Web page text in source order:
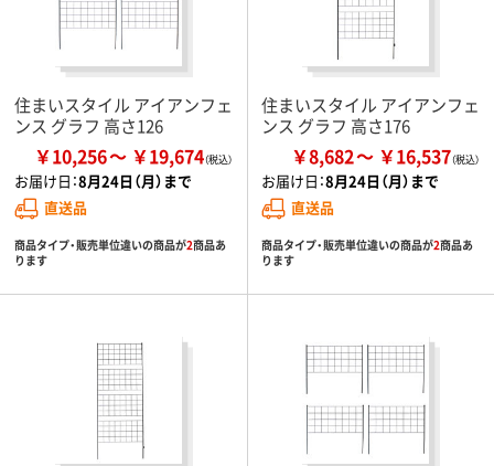
住まいスタイル アイアンフェ
ンス グラフ 高さ126
￥10,256 ￥19,674
お届け日：8月24日（月）まで
直送品
商品タイプ・販売単位違いの商品が2商品あ
ります
住まいスタイル アイアンフェ
ンス グラフ 高さ176
￥8,682 ￥16,537
お届け日：8月24日（月）まで
直送品
商品タイプ・販売単位違いの商品が2商品あ
ります